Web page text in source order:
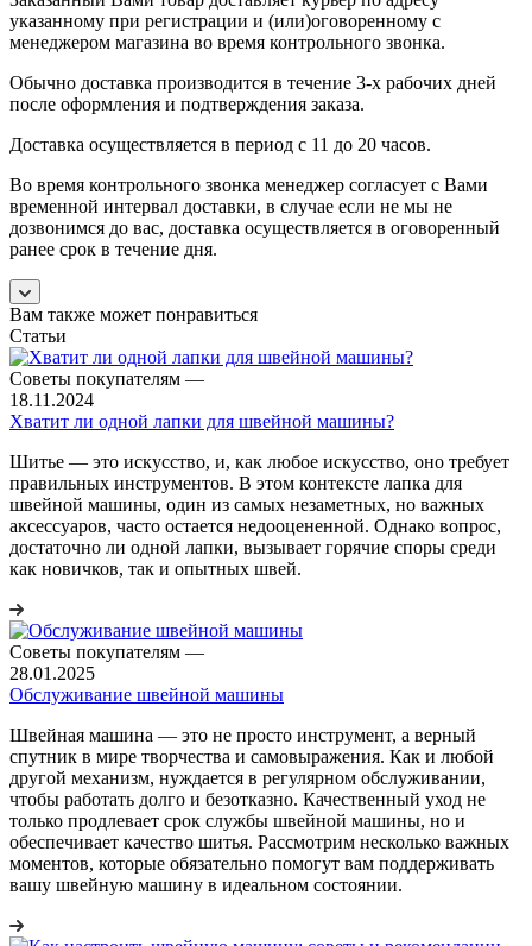
указанному при регистрации и (или)оговоренному с
менеджером магазина во время контрольного звонка.
Обычно доставка производится в течение 3-х рабочих дней
после оформления и подтверждения заказа.
Доставка осуществляется в период с 11 до 20 часов.
Во время контрольного звонка менеджер согласует с Вами
временной интервал доставки, в случае если не мы не
дозвонимся до вас, доставка осуществляется в оговоренный
ранее срок в течение дня.
Вам также может понравиться
Статьи
Советы покупателям —
18.11.2024
Хватит ли одной лапки для швейной машины?
Шитье — это искусство, и, как любое искусство, оно требует
правильных инструментов. В этом контексте лапка для
швейной машины, один из самых незаметных, но важных
аксессуаров, часто остается недооцененной. Однако вопрос,
достаточно ли одной лапки, вызывает горячие споры среди
как новичков, так и опытных швей.
Советы покупателям —
28.01.2025
Обслуживание швейной машины
Швейная машина — это не просто инструмент, а верный
спутник в мире творчества и самовыражения. Как и любой
другой механизм, нуждается в регулярном обслуживании,
чтобы работать долго и безотказно. Качественный уход не
только продлевает срок службы швейной машины, но и
обеспечивает качество шитья. Рассмотрим несколько важных
моментов, которые обязательно помогут вам поддерживать
вашу швейную машину в идеальном состоянии.